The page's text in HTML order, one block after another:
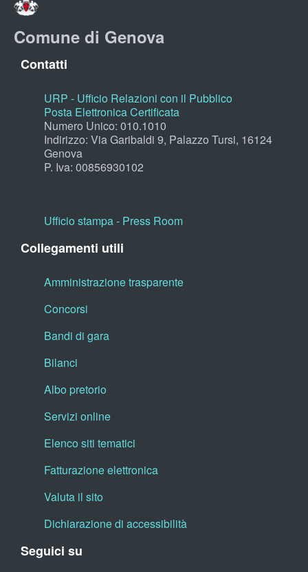
Comune di Genova
Contatti
URP - Ufficio Relazioni con il Pubblico
Posta Elettronica Certificata
Numero Unico: 010.1010
Indirizzo: Via Garibaldi 9, Palazzo Tursi, 16124
Genova
P. Iva: 00856930102
Ufficio stampa - Press Room
Collegamenti utili
Amministrazione trasparente
Concorsi
Bandi di gara
Bilanci
Albo pretorio
Servizi online
Elenco siti tematici
Fatturazione elettronica
Valuta il sito
Dichiarazione di accessibilità
Seguici su